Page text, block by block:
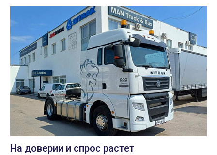
На доверии и спрос растет